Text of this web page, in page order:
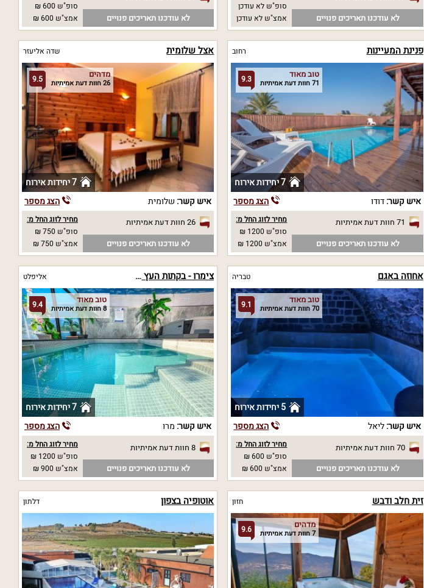
לא עודכנו תאריכים פנויים
סופ"ש לא עודכן
אמצ"ש לא עודכן
לא עודכנו תאריכים פנויים
סופ"ש 600 ₪
אמצ"ש 600 ₪
פנינת המעיינות רחוב
9.3 טוב מאוד
71 חוות דעת אמיתיות
7 יחידות אירוח
איש קשר:דודו הצג מספר
71 חוות דעת אמיתיות
לא עודכנו תאריכים פנויים
מחיר לזוג החל מ:
סופ"ש 1200 ₪
אמצ"ש 1200 ₪
אצל שלומית שדה אליעזר
9.5 מדהים
26 חוות דעת אמיתיות
7 יחידות אירוח
איש קשר: שלומית הצג מספר
26 חוות דעת אמיתיות
לא עודכנו תאריכים פנויים
מחיר לזוג החל מ:
סופ"ש 750 ₪
אמצ"ש 750 ₪
אחוזה באגם טבריה
9.1 טוב מאוד
70 חוות דעת אמיתיות
5 יחידות אירוח
איש קשר:ליאל הצג מספר
70 חוות דעת אמיתיות
לא עודכנו תאריכים פנויים
מחיר לזוג החל מ:
סופ"ש 600 ₪
אמצ"ש 600 ₪
צימרו - בקתות העץ של מרו אליפלט
9.4 טוב מאוד
8 חוות דעת אמיתיות
7 יחידות אירוח
איש קשר: מרו הצג מספר
8 חוות דעת אמיתיות
לא עודכנו תאריכים פנויים
מחיר לזוג החל מ:
סופ"ש 1200 ₪
אמצ"ש 900 ₪
זית חלב ודבש חזון
9.6 מדהים
7 חוות דעת אמיתיות
אוטופיה בצפון דלתון